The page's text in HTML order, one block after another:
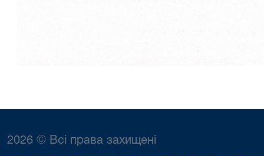
2026 © Всі права захищені